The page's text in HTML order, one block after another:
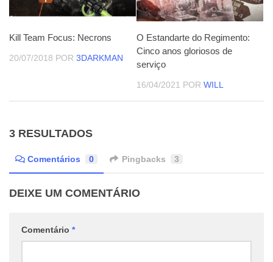
Kill Team Focus: Necrons
20/07/2018 POR 3DARKMAN
O Estandarte do Regimento:
Cinco anos gloriosos de
serviço
16/04/2021 POR WILL
3 RESULTADOS
Comentários 0 Pingbacks 3
DEIXE UM COMENTÁRIO
Comentário *